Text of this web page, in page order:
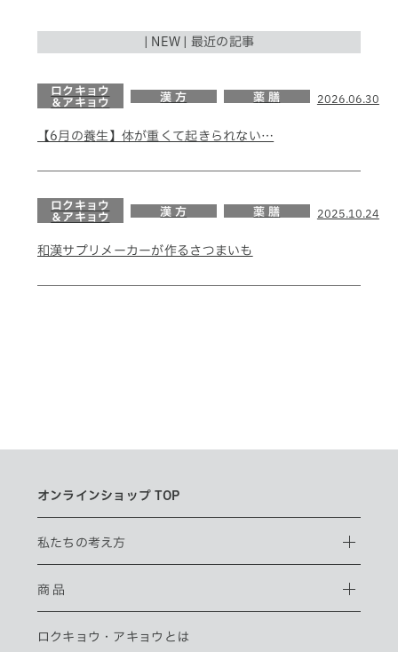
| NEW | 最近の記事
ロクキョウ
＆アキョウ
漢 方 薬 膳 2026.06.30
【6月の養生】体が重くて起きられない…
ロクキョウ
＆アキョウ
漢 方 薬 膳 2025.10.24
和漢サプリメーカーが作るさつまいも
オンラインショップ TOP
私たちの考え方
商 品
ロクキョウ・ アキョウとは